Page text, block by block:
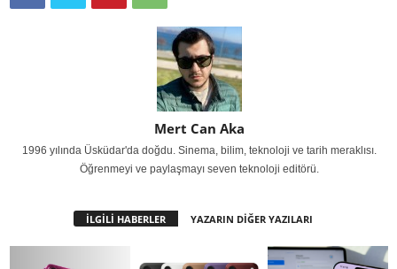
Mert Can Aka
1996 yılında Üsküdar'da doğdu. Sinema, bilim, teknoloji ve tarih meraklısı.
Öğrenmeyi ve paylaşmayı seven teknoloji editörü.
İLGİLİ HABERLER YAZARIN DİĞER YAZILARI